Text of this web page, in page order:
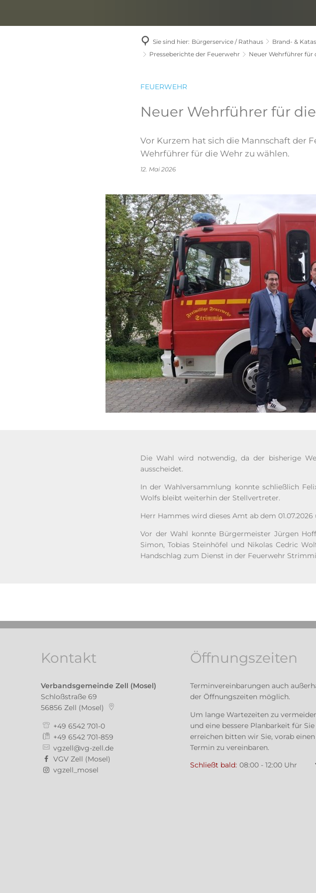
Sie sind hier: Bürgerservice / Rathaus Brand- &
Presseberichte der Feuerwehr
Neuer Wehrführer
FEUERWEHR
Neuer Wehrführer für
Vor Kurzem hat sich die Mannschaft der
Wehrführer für die Wehr zu wählen.
12. Mai 2026
Die Wahl wird notwendig, da der bisherige
ausscheidet.
In der Wahlversammlung konnte schließlich
Wolfs bleibt weiterhin der Stellvertreter.
Herr Hammes wird dieses Amt ab dem 01.07.2026
Vor der Wahl konnte Bürgermeister Jürgen
Simon, Tobias Steinhöfel und Nikolas Cedric
Handschlag zum Dienst in der Feuerwehr
Kontakt
Verbandsgemeinde Zell (Mosel)
Schloßstraße 69
56856 Zell (Mosel)
+49 6542 701-0
+49 6542 701-859
vgzell@vg-zell.de
VGV Zell (Mosel)
vgzell_mosel
Öffnungszeiten
Terminvereinbarungen auch
der Öffnungszeiten möglich.
Um lange Wartezeiten zu
und eine bessere Planbarkeit für Sie
erreichen bitten wir Sie, vorab einen
Termin zu vereinbaren.
Klicken, um weitere Öffnungs- oder
Schließt bald: 08:00 - 12:00 Uhr